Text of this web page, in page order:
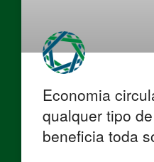
Economia
qualquer tipo
beneficia toda